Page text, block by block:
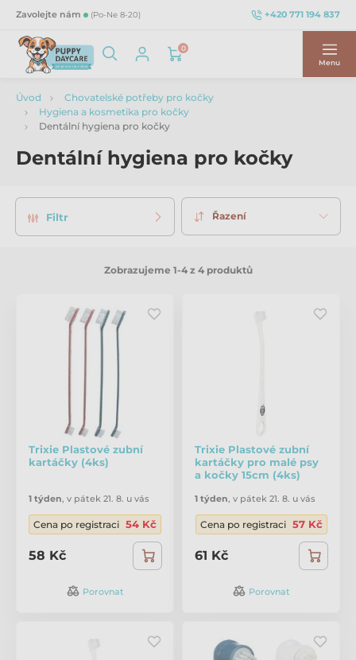
Zavolejte nám (Po-Ne 8-20) +420 771 194 837
0
Menu
Úvod
Chovatelské potřeby pro kočky
Hygiena a kosmetika pro kočky
Dentální hygiena pro kočky
Dentální hygiena pro kočky
Filtr Řazení
Zobrazujeme 1-4 z 4 produktů
Trixie Plastové zubní
kartáčky (4ks)
1 týden, v pátek 21. 8. u vás
Cena po registraci 54 Kč
58 Kč
Porovnat
Trixie Plastové zubní
kartáčky pro malé psy
a kočky 15cm (4ks)
1 týden, v pátek 21. 8. u vás
Cena po registraci 57 Kč
61 Kč
Porovnat